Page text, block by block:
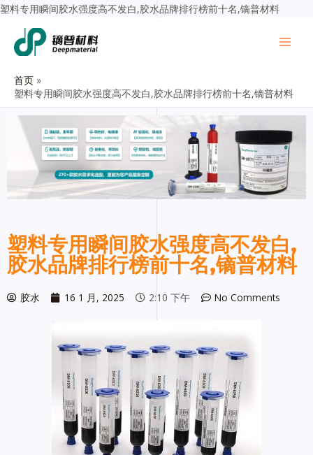
塑料专用瞬间胶水强度高不发白,胶水品牌排行榜前十名,镝普材料
首页
塑料专用瞬间胶水强度高不发白,胶水品牌排行榜前十名,镝普材料
塑料专用瞬间胶水强度高不发白,
胶水品牌排行榜前十名,镝普材料
胶水 16 1 月, 2025 2:10 下午 No Comments